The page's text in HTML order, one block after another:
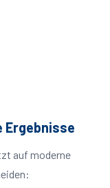
Ergebnisse
auf moderne